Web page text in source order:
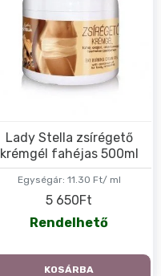
Egységár: 11.30 Ft/ ml
Lady Stella zsírégető
krémgél fahéjas 500ml
5 650Ft
Rendelhető
KOSÁRBA